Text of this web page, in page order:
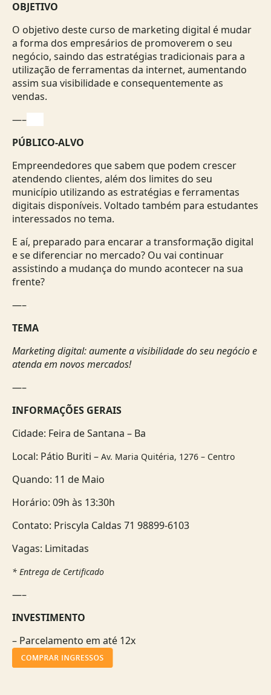
OBJETIVO
O objetivo deste curso de marketing digital é mudar
a forma dos empresários de promoverem o seu
negócio, saindo das estratégias tradicionais para a
utilização de ferramentas da internet, aumentando
assim sua visibilidade e consequentemente as
vendas.
—–
PÚBLICO-ALVO
Empreendedores que sabem que podem crescer
atendendo clientes, além dos limites do seu
município utilizando as estratégias e ferramentas
digitais disponíveis. Voltado também para estudantes
interessados no tema.
E aí, preparado para encarar a transformação digital
e se diferenciar no mercado? Ou vai continuar
assistindo a mudança do mundo acontecer na sua
frente?
—–.
TEMA
Marketing digital: aumente a visibilidade do seu negócio e
atenda em novos mercados!
—–
INFORMAÇÕES GERAIS
Cidade: Feira de Santana – Ba
Local: Pátio Buriti – Av. Maria Quitéria, 1276 – Centro
Quando: 11 de Maio
Horário: 09h às 13:30h
Contato: Priscyla Caldas 71 98899-6103
Vagas: Limitadas
* Entrega de Certificado
—–.
INVESTIMENTO
– Parcelamento em até 12x